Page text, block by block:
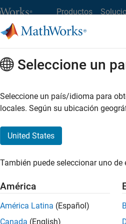
Productos
empleo en
Búsqueda de empleo Oficinas
No se
Seleccione un
Seleccione un país/idioma para
locales. Según su ubicación
United States
También puede seleccionar uno
América
América Latina (Español)
Canada (English)